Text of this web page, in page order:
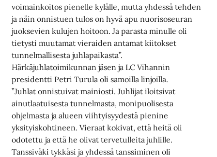
voimainkoitos pienelle kylälle, mutta yhdessä tehden
ja näin onnistuen tulos on hyvä apu nuorisoseuran
juoksevien kulujen hoitoon. Ja parasta minulle oli
tietysti muutamat vieraiden antamat kiitokset
tunnelmallisesta juhlapaikasta”.
Härkäjuhlatoimikunnan jäsen ja LC Vihannin
presidentti Petri Turula oli samoilla linjoilla.
”Juhlat onnistuivat mainiosti. Juhlijat iloitsivat
ainutlaatuisesta tunnelmasta, monipuolisesta
ohjelmasta ja alueen viihtyisyydestä pienine
yksityiskohtineen. Vieraat kokivat, että heitä oli
odotettu ja että he olivat tervetulleita juhlille.
Tanssiväki tykkäsi ja yhdessä tanssiminen oli